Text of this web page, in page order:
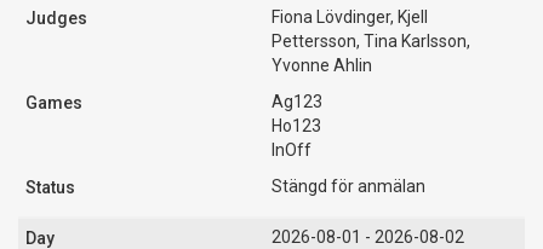
Fiona Lövdinger, Kjell
Pettersson, Tina Karlsson,
Yvonne Ahlin
Ag123
Ho123
InOff
Stängd för anmälan
2026-08-01 - 2026-08-02